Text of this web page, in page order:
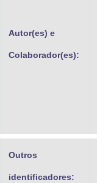
Autor(es) e
Colaborador(es):
Outros
identificadores: